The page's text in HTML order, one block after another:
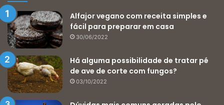
Alfajor vegano com receita simples e
fácil para preparar em casa
30/06/2022
Há alguma possibilidade de tratar pé
de ave de corte com fungos?
03/10/2022